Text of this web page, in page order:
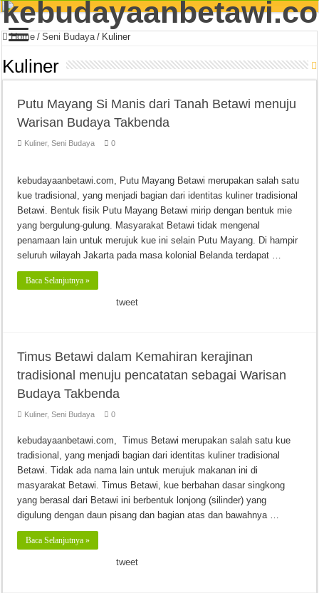
Home / Seni Budaya / Kuliner
Kuliner
Putu Mayang Si Manis dari Tanah Betawi menuju
Warisan Budaya Takbenda
Kuliner,Seni Budaya 0
kebudayaanbetawi.com, Putu Mayang Betawi merupakan salah satu
kue tradisional, yang menjadi bagian dari identitas kuliner tradisional
Betawi. Bentuk fisik Putu Mayang Betawi mirip dengan bentuk mie
yang bergulung-gulung. Masyarakat Betawi tidak mengenal
penamaan lain untuk merujuk kue ini selain Putu Mayang. Di hampir
seluruh wilayah Jakarta pada masa kolonial Belanda terdapat …
Baca Selanjutnya »
tweet
Timus Betawi dalam Kemahiran kerajinan
tradisional menuju pencatatan sebagai Warisan
Budaya Takbenda
Kuliner,Seni Budaya 0
kebudayaanbetawi.com, Timus Betawi merupakan salah satu kue
tradisional, yang menjadi bagian dari identitas kuliner tradisional
Betawi. Tidak ada nama lain untuk merujuk makanan ini di
masyarakat Betawi. Timus Betawi, kue berbahan dasar singkong
yang berasal dari Betawi ini berbentuk lonjong (silinder) yang
digulung dengan daun pisang dan bagian atas dan bawahnya …
Baca Selanjutnya »
tweet